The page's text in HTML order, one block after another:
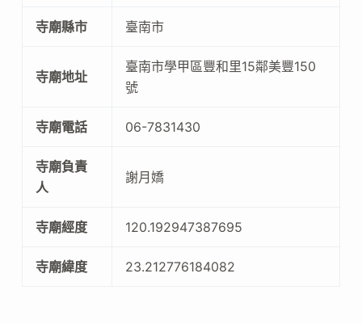
寺廟縣市 臺南市
寺廟地址
臺南市學甲區豐和里15鄰美豐150
號
寺廟電話 06-7831430
寺廟負責
人
謝月嬌
寺廟經度 120.192947387695
寺廟緯度 23.212776184082